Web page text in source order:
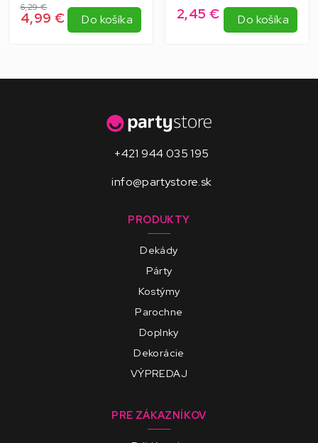
6,29 €
4,99 € Do košíka 2,45 € Do košíka
+421 944 035 195
info@partystore.sk
PRODUKTY
Dekády
Párty
Kostýmy
Parochne
Doplnky
Dekorácie
VÝPREDAJ
PRE ZÁKAZNÍKOV